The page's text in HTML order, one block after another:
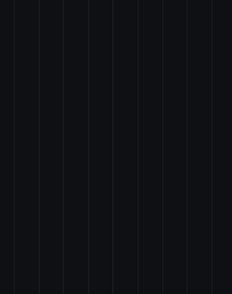
保に関する特別措置法の一部を改正する法律案
律の一部を改正する法律案
置に関する法律の一部を改正する法律案
合的な推進に関する法律案
の向上を図るための制度の導入に関する法律案
例の創設等に関する法律案
の設置等に関する法律案
の保護等に関する法律の一部を改正する法律案